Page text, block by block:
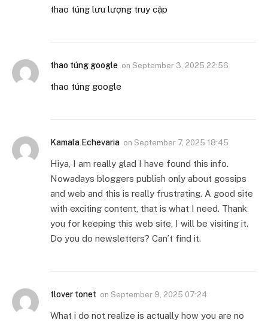
thao túng lưu lượng truy cập
thao túng google on September 3, 2025 22:56
thao túng google
Kamala Echevaria on September 7, 2025 18:45
Hiya, I am really glad I have found this info.
Nowadays bloggers publish only about gossips
and web and this is really frustrating. A good site
with exciting content, that is what I need. Thank
you for keeping this web site, I will be visiting it.
Do you do newsletters? Can’t find it.
tlover tonet on September 9, 2025 07:24
What i do not realize is actually how you are no